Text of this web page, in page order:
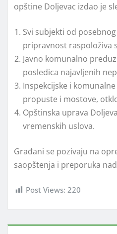
opštine Doljevac izdao je
Svi subjekti od
pripravnost raspoloživa
Javno komunalno
posledica najavljenih
Inspekcijske i
propuste i mostove,
Opštinska uprava
vremenskih uslova.
Građani se pozivaju na
saopštenja i preporuka
Post Views: 220